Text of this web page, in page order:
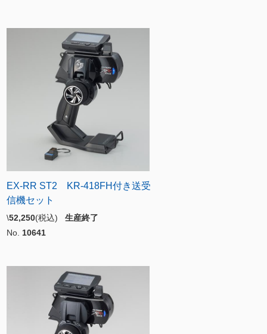
EX-RR ST2 KR-418FH付き送受
信機セット
\52,250(税込) 生産終了
No. 10641